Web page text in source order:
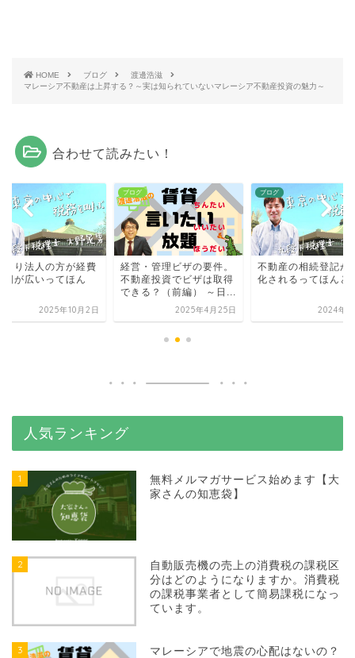
HOME ブログ
渡邊浩滋
マレーシア不動産は上昇する？～実は知られていないマレーシア不動産投資の魅力～
合わせて読みたい！
より法人の方が経費
囲が広いってほん
2025年10月2日
ブログ
経営・管理ビザの要件。
不動産投資でビザは取得
できる？（前編） ～日...
2025年4月25日
ブログ
不動産の相続登記が
化されるってほんと
2024年2
人気ランキング
1
無料メルマガサービス始めます【大
家さんの知恵袋】
2
自動販売機の売上の消費税の課税区
分はどのようになりますか。消費税
の課税事業者として簡易課税になっ
ています。
3
マレーシアで地震の心配はないの？